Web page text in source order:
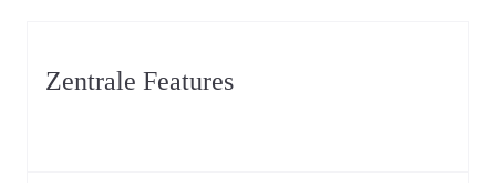
Zentrale Features